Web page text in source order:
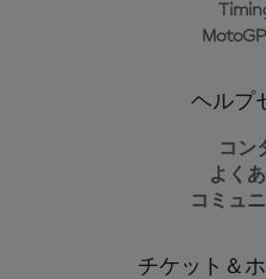
ヘルプ
コン
よく
コミュ
チケット＆